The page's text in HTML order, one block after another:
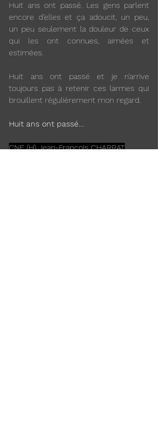
Huit ans ont passé. Les gens parlent
encore d’elles et ça adoucit, un peu,
un peu seulement la douleur de ceux
qui les ont connues, aimées et
estimées.
Huit ans ont passé et je n’arrive
toujours pas à retenir ces larmes qui
brouillent régulièrement mon regard.
Huit ans ont passé…
CNE (H) Jean-François CHARRAT